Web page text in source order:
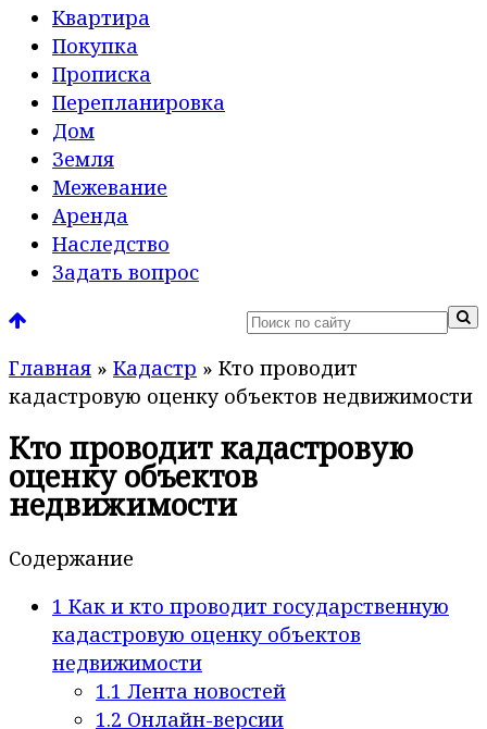
Квартира
Покупка
Прописка
Перепланировка
Дом
Земля
Межевание
Аренда
Наследство
Задать вопрос
Главная » Кадастр » Кто проводит
кадастровую оценку объектов недвижимости
Кто проводит кадастровую
оценку объектов
недвижимости
Содержание
1 Как и кто проводит государственную
кадастровую оценку объектов
недвижимости
1.1 Лента новостей
1.2 Онлайн-версии